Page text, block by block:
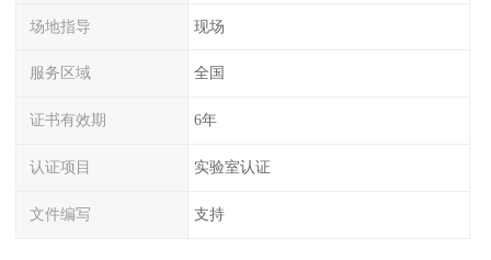
场地指导 现场
服务区域 全国
证书有效期 6年
认证项目 实验室认证
文件编写 支持